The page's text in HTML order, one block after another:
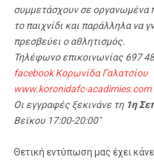
συμμετάσχουν σε οργανωμένα
το παιχνίδι και παράλληλα να
πρεσβεύει ο αθλητισμός.
Τηλέφωνο επικοινωνίας 697
facebook Κορωνίδα Γαλατσίου
www.koronidafc-acadimies.com
Οι εγγραφές ξεκινάνε τη 1η
Βεϊκου 17:00-20:00″
Θετική εντύπωση μας έχει